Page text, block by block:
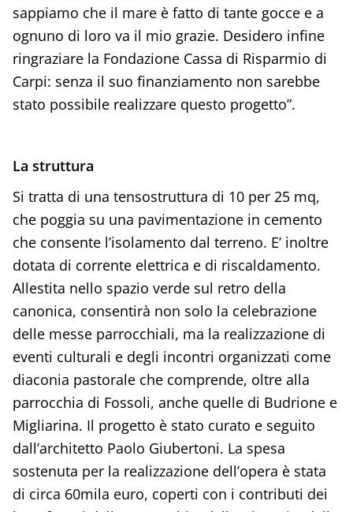
sappiamo che il mare è fatto di tante gocce e a
ognuno di loro va il mio grazie. Desidero infine
ringraziare la Fondazione Cassa di Risparmio di
Carpi: senza il suo finanziamento non sarebbe
stato possibile realizzare questo progetto”.
La struttura
Si tratta di una tensostruttura di 10 per 25 mq,
che poggia su una pavimentazione in cemento
che consente l’isolamento dal terreno. E’ inoltre
dotata di corrente elettrica e di riscaldamento.
Allestita nello spazio verde sul retro della
canonica, consentirà non solo la celebrazione
delle messe parrocchiali, ma la realizzazione di
eventi culturali e degli incontri organizzati come
diaconia pastorale che comprende, oltre alla
parrocchia di Fossoli, anche quelle di Budrione e
Migliarina. Il progetto è stato curato e seguito
dall’architetto Paolo Giubertoni. La spesa
sostenuta per la realizzazione dell’opera è stata
di circa 60mila euro, coperti con i contributi dei